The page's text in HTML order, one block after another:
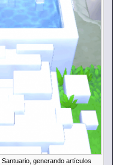
Santuario, generando artículos